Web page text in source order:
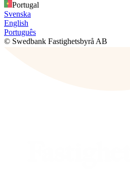
Portugal
Svenska
English
Português
© Swedbank Fastighetsbyrå AB